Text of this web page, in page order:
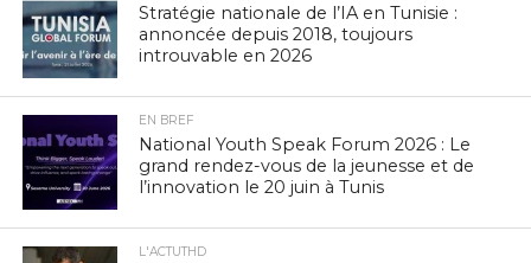
Stratégie nationale de l’IA en Tunisie :
annoncée depuis 2018, toujours
introuvable en 2026
EN BREF
National Youth Speak Forum 2026 : Le
grand rendez-vous de la jeunesse et de
l’innovation le 20 juin à Tunis
L'ACTUTHD